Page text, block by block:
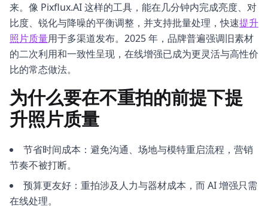
来。像 Pixflux.AI 这样的工具，能在几分钟内完成亮度、对
比度、锐化与降噪的平衡调整，并支持批量处理，快速提升
照片质量用于多渠道发布。2025 年，品牌普遍强调旧素材
的二次利用和一致性呈现，在线增强已成为更灵活与高性价
比的常态做法。
为什么要在不重拍的前提下提
升照片质量
节省时间成本：避免沟通、场地与模特重启流程，营销
节奏不被打断。
预算更友好：重拍涉及人力与器材成本，而 AI 增强只需
在线处理。